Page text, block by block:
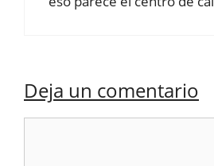
Deja un comentario